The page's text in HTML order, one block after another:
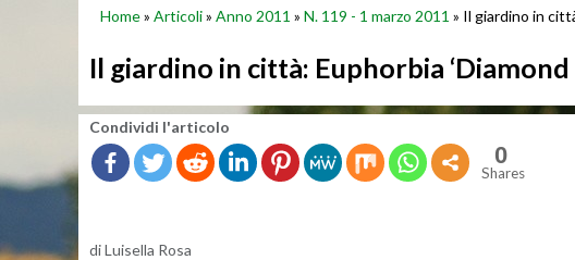
Home» Articoli» Anno 2011 » N. 119 - 1 marzo 2011 » Il giardino in
Il giardino in città: Euphorbia ‘Diamond
Con­di­vi­di l'ar­ti­co­lo
0
Shares
di Lui­sel­la Rosa